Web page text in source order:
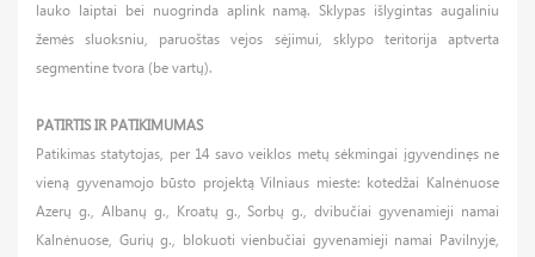
lauko laiptai bei nuogrinda aplink namą. Sklypas išlygintas augaliniu
žemės sluoksniu, paruoštas vejos sėjimui, sklypo teritorija aptverta
segmentine tvora (be vartų).
PATIRTIS IR PATIKIMUMAS
Patikimas statytojas, per 14 savo veiklos metų sėkmingai įgyvendinęs ne
vieną gyvenamojo būsto projektą Vilniaus mieste: kotedžai Kalnėnuose
Azerų g., Albanų g., Kroatų g., Sorbų g., dvibučiai gyvenamieji namai
Kalnėnuose, Gurių g., blokuoti vienbučiai gyvenamieji namai Pavilnyje,